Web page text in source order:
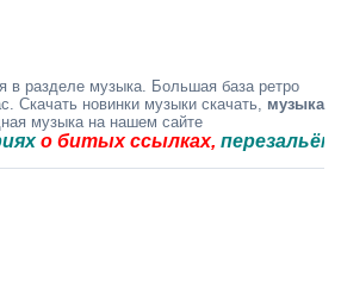
в разделе музыка. Большая база ретро
Скачать новинки музыки скачать, музыка
музыка на нашем сайте
ссылках,перезальём быстро.